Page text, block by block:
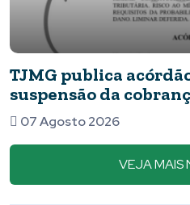
e determina
da taxa de lixo
VEJA MAIS